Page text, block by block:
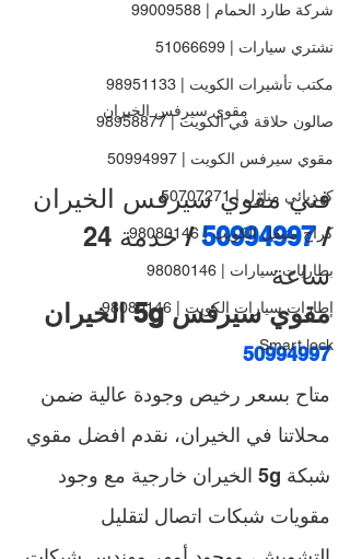
شركة طارد الحمام | 99009588
نشتري سيارات | 51066699
مكتب تأشيرات الكويت | 98951133
صالون حلاقة في الكويت | 98958877
مقوي سيرفس الكويت | 50994997
كهربائي منازل | 50707271
كراج متنقل الكويت | 98080146
بطاريات سيارات | 98080146
إطارات سيارات الكويت | 98080146
Smart lock
مقوي سيرفس الخيران
فني مقوي سيرفس الخيران
/
50994997
ساعة
مقوي سيرفس 5g الخيران
50994997
متاح بسعر رخيص وجودة عالية ضمن
محلاتنا في الخيران، نقدم افضل مقوي
شبكة 5g الخيران خارجية مع وجود
مقويات شبكات اتصال لتقليل